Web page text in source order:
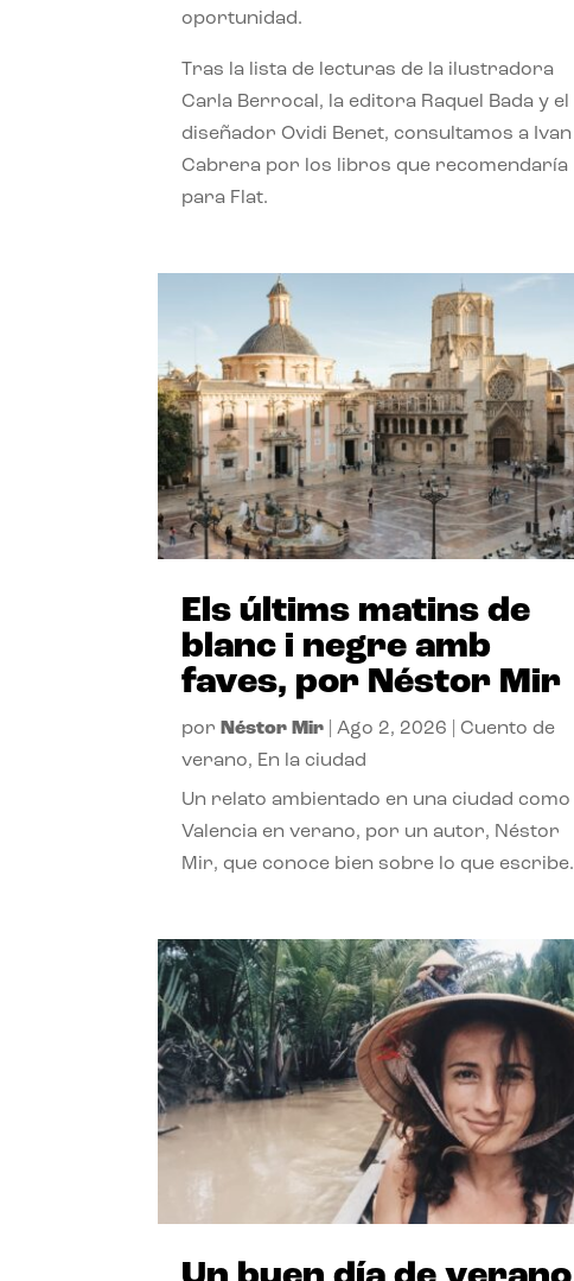
oportunidad.
Tras la lista de lecturas de la ilustradora
Carla Berrocal, la editora Raquel Bada y el
diseñador Ovidi Benet, consultamos a Ivan
Cabrera por los libros que recomendaría
para Flat.
Els últims matins de
blanc i negre amb
faves, por Néstor Mir
por Néstor Mir |Ago 2, 2026 |Cuento de
verano, En la ciudad
Un relato ambientado en una ciudad como
Valencia en verano, por un autor, Néstor
Mir, que conoce bien sobre lo que escribe.